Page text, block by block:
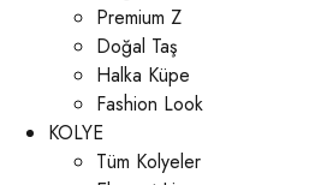
Premium Z
Doğal Taş
Halka Küpe
Fashion Look
KOLYE
Tüm Kolyeler